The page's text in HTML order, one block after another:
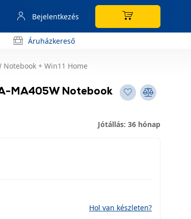
Bejelentkezés
Áruházkereső
Notebook + Win11 Home
MA405W Notebook
Jótállás: 36 hónap
Hol van készleten?